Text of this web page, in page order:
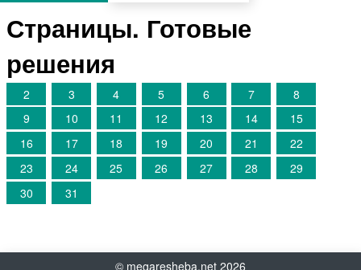
Страницы. Готовые
решения
2 3 4 5 6 7
8
9
10 11 12 13 14
15
16
17 18 19 20 21
22
23
24 25 26 27 28
29
30
31
© megaresheba.net 2026